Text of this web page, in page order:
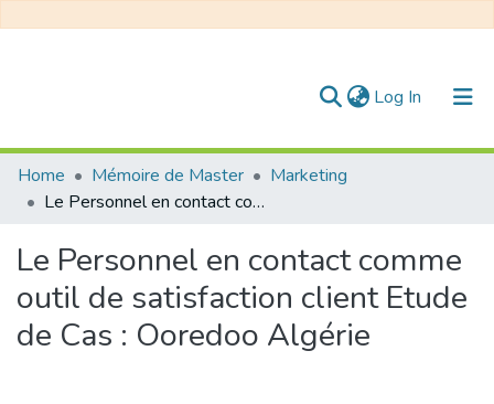
Log In (current)
Communities & Collections
All of DSpace
Statistics
Home Mémoire de Master
Marketing
Le Personnel en contact comme outil de satisfaction client Etude de Cas : Ooredoo Algérie
Le Personnel en contact comme
outil de satisfaction client Etude
de Cas : Ooredoo Algérie